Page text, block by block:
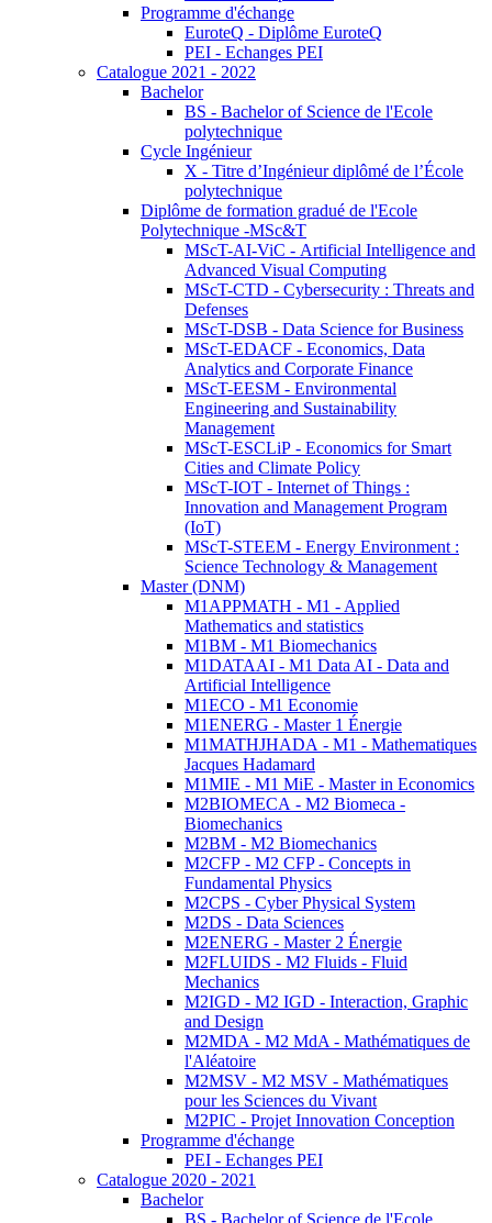
Programme d'échange
EuroteQ - Diplôme EuroteQ
PEI - Echanges PEI
Catalogue 2021 - 2022
Bachelor
BS - Bachelor of Science de l'Ecole
polytechnique
Cycle Ingénieur
X - Titre d’Ingénieur diplômé de l’École
polytechnique
Diplôme de formation gradué de l'Ecole
Polytechnique -MSc&T
MScT-AI-ViC - Artificial Intelligence and
Advanced Visual Computing
MScT-CTD - Cybersecurity : Threats and
Defenses
MScT-DSB - Data Science for Business
MScT-EDACF - Economics, Data
Analytics and Corporate Finance
MScT-EESM - Environmental
Engineering and Sustainability
Management
MScT-ESCLiP - Economics for Smart
Cities and Climate Policy
MScT-IOT - Internet of Things :
Innovation and Management Program
(IoT)
MScT-STEEM - Energy Environment :
Science Technology & Management
Master (DNM)
M1APPMATH - M1 - Applied
Mathematics and statistics
M1BM - M1 Biomechanics
M1DATAAI - M1 Data AI - Data and
Artificial Intelligence
M1ECO - M1 Economie
M1ENERG - Master 1 Énergie
M1MATHJHADA - M1 - Mathematiques
Jacques Hadamard
M1MIE - M1 MiE - Master in Economics
M2BIOMECA - M2 Biomeca -
Biomechanics
M2BM - M2 Biomechanics
M2CFP - M2 CFP - Concepts in
Fundamental Physics
M2CPS - Cyber Physical System
M2DS - Data Sciences
M2ENERG - Master 2 Énergie
M2FLUIDS - M2 Fluids - Fluid
Mechanics
M2IGD - M2 IGD - Interaction, Graphic
and Design
M2MDA - M2 MdA - Mathématiques de
l'Aléatoire
M2MSV - M2 MSV - Mathématiques
pour les Sciences du Vivant
M2PIC - Projet Innovation Conception
Programme d'échange
PEI - Echanges PEI
Catalogue 2020 - 2021
Bachelor
BS - Bachelor of Science de l'Ecole